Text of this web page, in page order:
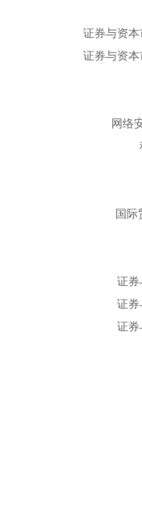
证券与资
证券与资
网络
国际
证券
证券
证券